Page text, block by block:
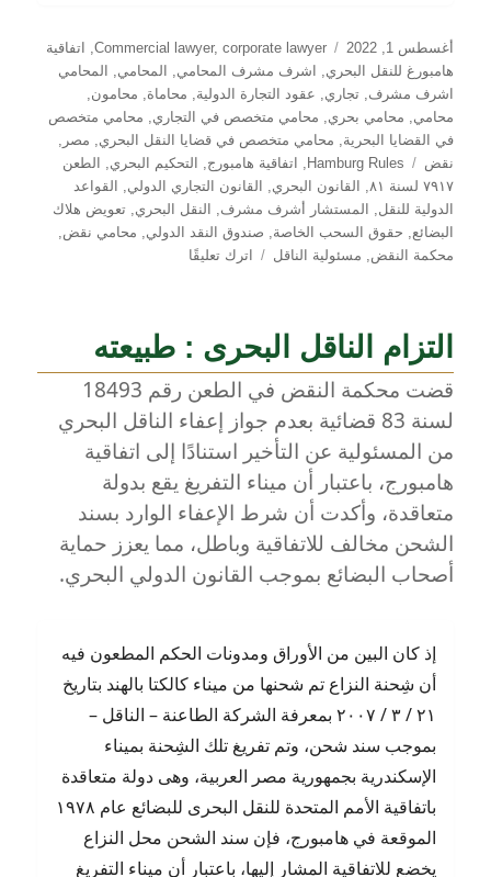
نُشرت
في
أغسطس 1, 2022 التصنيفات Commercial lawyer, corporate lawyer
, اتفاقية
هامبورغ للنقل البحري, اشرف مشرف المحامي, المحامي,
المحامي
اشرف مشرف,تجاري, عقود التجارة الدولية, محاماة, محامون,
محامي, محامي بحري, محامي متخصص في التجاري, محامي متخصص
في القضايا البحرية, محامي متخصص في قضايا النقل البحري, مصر ,
نقض
الوسوم
Hamburg Rules
, اتفاقية هامبورج, التحكيم البحري,
الطعن
٧٩١٧ لسنة ٨١
, القانون البحري, القانون التجاري الدولي,
القواعد
الدولية للنقل, المستشار أشرف مشرف, النقل البحري,تعويض هلاك
البضائع, حقوق السحب الخاصة, صندوق النقد الدولي, محامي نقض,
محكمة النقض, مسئولية الناقل اترك تعليقًا
الناتج
عن
هلاك
البضائع
أو
تلفها
وفقا
لقواعد
هامبورج
التزام الناقل البحرى : طبيعته
قضت محكمة النقض في الطعن رقم 18493
لسنة 83 قضائية بعدم جواز إعفاء الناقل البحري
من المسئولية عن التأخير استنادًا إلى اتفاقية
هامبورج، باعتبار أن ميناء التفريغ يقع بدولة
متعاقدة، وأكدت أن شرط الإعفاء الوارد بسند
الشحن مخالف للاتفاقية وباطل، مما يعزز حماية
أصحاب البضائع بموجب القانون الدولي البحري.
إذ كان البين من الأوراق ومدونات الحكم المطعون فيه
أن شِحنة النزاع تم شحنها من ميناء كالكتا بالهند بتاريخ
٢١ / ٣ / ٢٠٠٧ بمعرفة الشركة الطاعنة – الناقل –
بموجب سند شحن، وتم تفريغ تلك الشِحنة بميناء
الإسكندرية بجمهورية مصر العربية، وهى دولة متعاقدة
باتفاقية الأمم المتحدة للنقل البحرى للبضائع عام ١٩٧٨
الموقعة في هامبورج، فإن سند الشحن محل النزاع
يخضع للاتفاقية المشار إليها، باعتبار أن ميناء التفريغ